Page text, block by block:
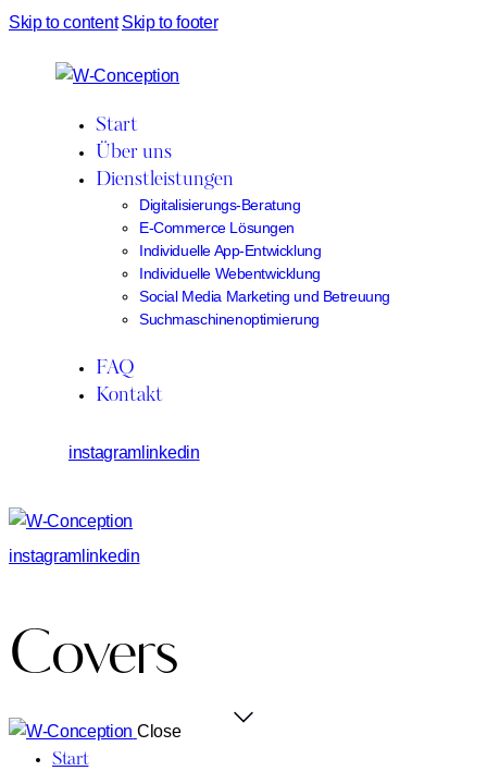
Skip to content Skip to footer
Start
Über uns
Dienstleistungen
Digitalisierungs-Beratung
E-Commerce Lösungen
Individuelle App-Entwicklung
Individuelle Webentwicklung
Social Media Marketing und Betreuung
Suchmaschinenoptimierung
FAQ
Kontakt
instagram linkedin
instagram linkedin
Covers
Close
Start